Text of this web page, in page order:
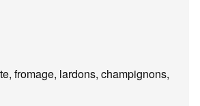
fromage, lardons, champignons,